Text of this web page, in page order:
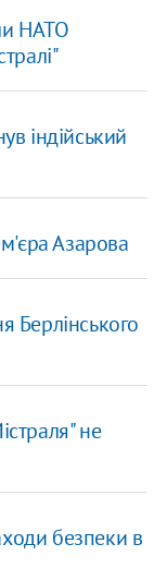
НАТО
індійський
Азарова
Берлінського
не
безпеки в